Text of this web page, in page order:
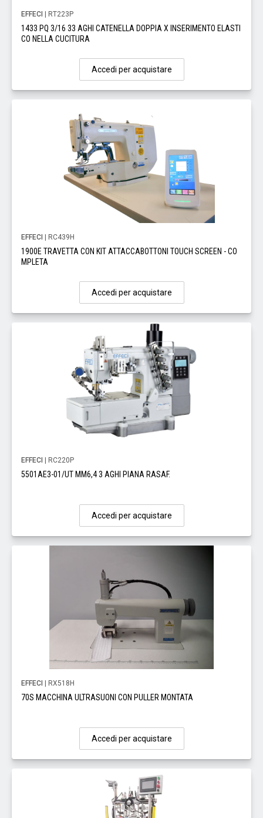
EFFECI | RT223P
1433 PQ 3/16 33 AGHI CATENELLA DOPPIA X INSERIMENTO ELASTI
CO NELLA CUCITURA
Accedi per acquistare
EFFECI | RC439H
1900E TRAVETTA CON KIT ATTACCABOTTONI TOUCH SCREEN - CO
MPLETA
Accedi per acquistare
EFFECI | RC220P
5501AE3-01/UT MM6,4 3 AGHI PIANA RASAF.
Accedi per acquistare
EFFECI | RX518H
70S MACCHINA ULTRASUONI CON PULLER MONTATA
Accedi per acquistare